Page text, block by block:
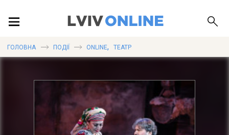
ПУБЛІКАЦІЇ
ГОЛОВНА ПОДІЇ ONLINE, ТЕАТР